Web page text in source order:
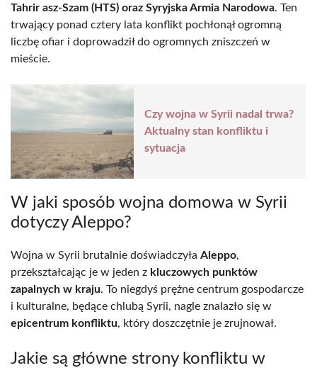
Tahrir asz-Szam (HTS) oraz Syryjska Armia Narodowa. Ten
trwający ponad cztery lata konflikt pochłonął ogromną
liczbę ofiar i doprowadził do ogromnych zniszczeń w
mieście.
Czy wojna w Syrii nadal trwa?
Aktualny stan konfliktu i
sytuacja
W jaki sposób wojna domowa w Syrii
dotyczy Aleppo?
Wojna w Syrii brutalnie doświadczyła Aleppo,
przekształcając je w jeden z kluczowych punktów
zapalnych w kraju. To niegdyś prężne centrum gospodarcze
i kulturalne, będące chlubą Syrii, nagle znalazło się w
epicentrum konfliktu, który doszczętnie je zrujnował.
Jakie są główne strony konfliktu w